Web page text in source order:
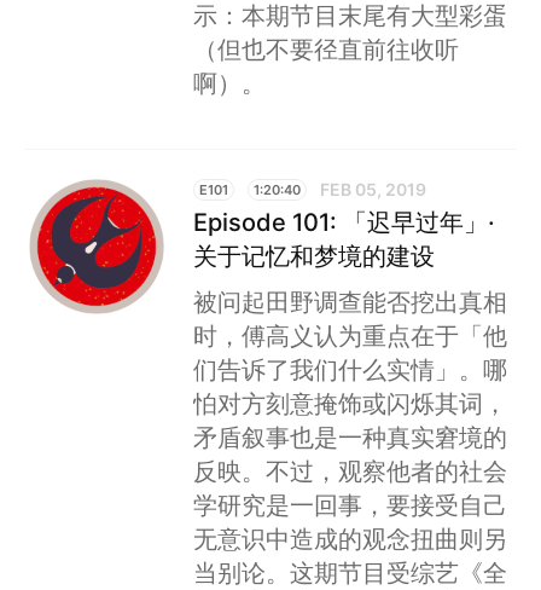
示：本期节目末尾有大型彩蛋
（但也不要径直前往收听
啊）。
E101 1:20:40 FEB 05, 2019
Episode 101: 「迟早过年」·
关于记忆和梦境的建设
被问起田野调查能否挖出真相
时，傅高义认为重点在于「他
们告诉了我们什么实情」。哪
怕对方刻意掩饰或闪烁其词，
矛盾叙事也是一种真实窘境的
反映。不过，观察他者的社会
学研究是一回事，要接受自己
无意识中造成的观念扭曲则另
当别论。这期节目受综艺《全